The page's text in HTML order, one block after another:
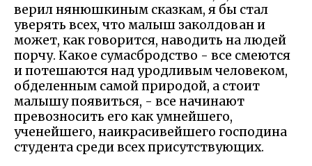
верил нянюшкиным сказкам, я бы стал
уверять всех, что малыш заколдован и
может, как говорится, наводить на людей
порчу. Какое сумасбродство - все смеются
и потешаются над уродливым человеком,
обделенным самой природой, а стоит
малышу появиться, - все начинают
превозносить его как умнейшего,
ученейшего, наикрасивейшего господина
студента среди всех присутствующих.